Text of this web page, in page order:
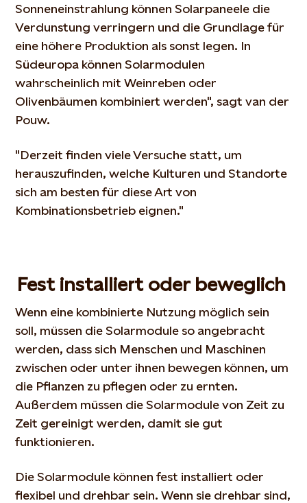
Sonneneinstrahlung können Solarpaneele die
Verdunstung verringern und die Grundlage für
eine höhere Produktion als sonst legen. In
Südeuropa können Solarmodulen
wahrscheinlich mit Weinreben oder
Olivenbäumen kombiniert werden", sagt van der
Pouw.
"Derzeit finden viele Versuche statt, um
herauszufinden, welche Kulturen und Standorte
sich am besten für diese Art von
Kombinationsbetrieb eignen."
Fest installiert oder beweglich
Wenn eine kombinierte Nutzung möglich sein
soll, müssen die Solarmodule so angebracht
werden, dass sich Menschen und Maschinen
zwischen oder unter ihnen bewegen können, um
die Pflanzen zu pflegen oder zu ernten.
Außerdem müssen die Solarmodule von Zeit zu
Zeit gereinigt werden, damit sie gut
funktionieren.
Die Solarmodule können fest installiert oder
flexibel und drehbar sein. Wenn sie drehbar sind,